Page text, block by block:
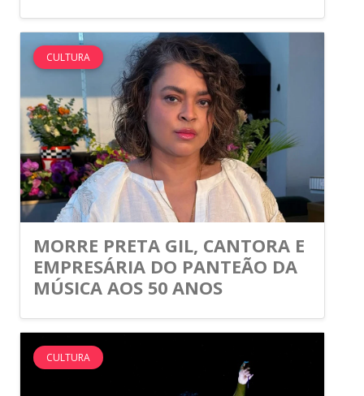
CULTURA
MORRE PRETA GIL, CANTORA E
EMPRESÁRIA DO PANTEÃO DA
MÚSICA AOS 50 ANOS
CULTURA